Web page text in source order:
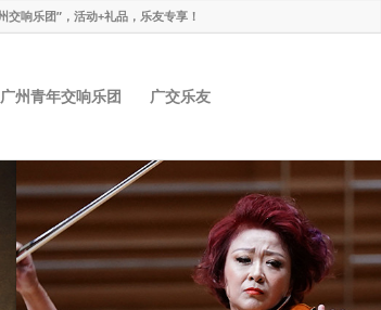
交响乐团”，活动+礼品，乐友专享！
广州青年交响乐团 广交乐友